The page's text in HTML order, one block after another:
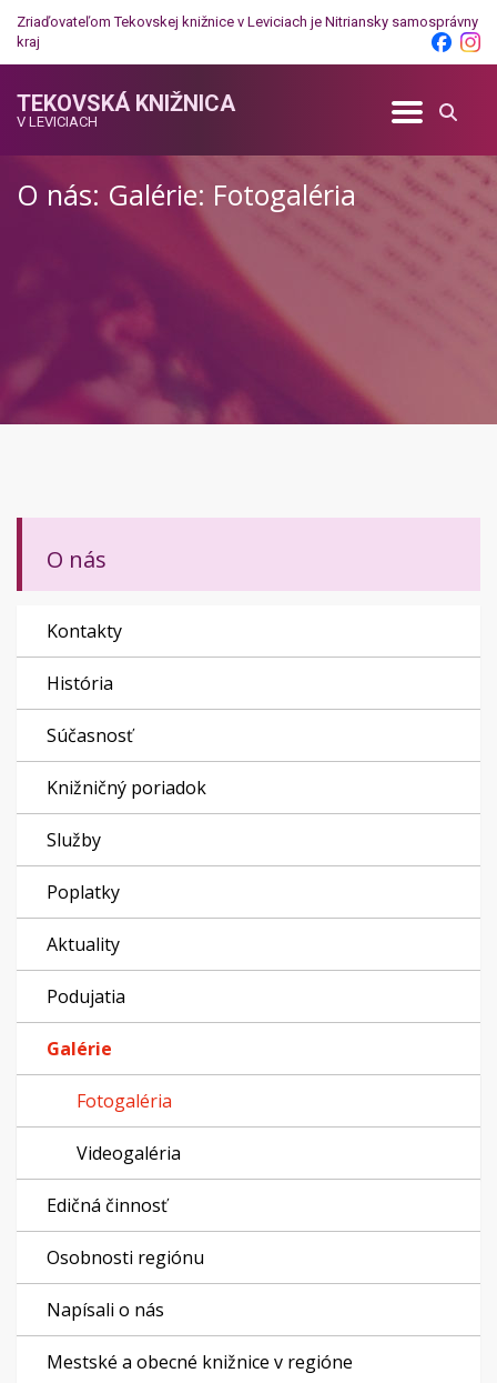
Zriaďovateľom Tekovskej knižnice v Leviciach je Nitriansky samosprávny
kraj
TEKOVSKÁ KNIŽNICA
V LEVICIACH
O nás: Galérie: Fotogaléria
O nás
Kontakty
História
Súčasnosť
Knižničný poriadok
Služby
Poplatky
Aktuality
Podujatia
Galérie
Fotogaléria
Videogaléria
Edičná činnosť
Osobnosti regiónu
Napísali o nás
Mestské a obecné knižnice v regióne